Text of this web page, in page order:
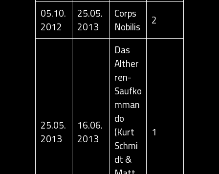
05.10.
2012
25.05.
2013
Corps
Nobilis 2
25.05.
2013
16.06.
2013
Das
Alther
ren-
Saufko
mman
do
(Kurt
Schmi
dt &
1